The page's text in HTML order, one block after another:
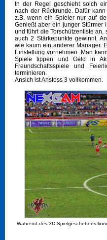
In der Regel geschieht solch
nach der Rückrunde. Dafür
z.B. wenn ein Spieler nur auf
Genießt aber ein junger Stürmer
und führt die Torschützenliste
auch 2 Stärkepunkte gewinnt.
wie kaum ein anderer Manager.
Einstellung vornehmen. Man
Spiele tippen und Geld in
Freundschaftsspiele und
terminieren.
Ansich ist Anstoss 3 vollkommen.
Während des 3D-Spielgeschehens